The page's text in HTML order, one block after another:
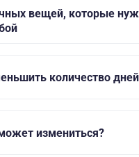
вещей, которые
количество
измениться?